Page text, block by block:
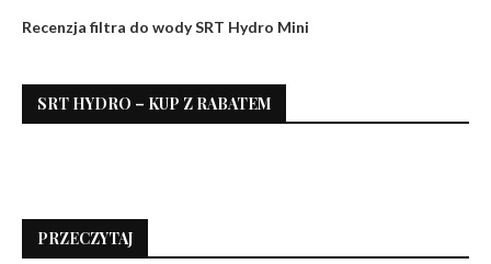
Recenzja filtra do wody SRT Hydro Mini
SRT HYDRO – KUP Z RABATEM
PRZECZYTAJ